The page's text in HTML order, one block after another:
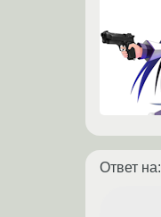
Ответ на: